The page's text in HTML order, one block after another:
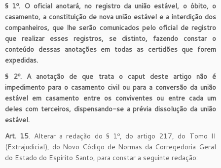
§ 1º. O oficial anotará, no registro da união estável, o óbito, o
casamento, a constituição de nova união estável e a interdição dos
companheiros, que lhe serão comunicados pelo oficial de registro
que realizar esses registros, se distinto, fazendo constar o
conteúdo dessas anotações em todas as certidões que forem
expedidas.
§ 2º. A anotação de que trata o caput deste artigo não é
impedimento para o casamento civil ou para a conversão da união
estável em casamento entre os conviventes ou entre cada um
deles com terceiros, dispensando-se a prévia dissolução da união
estável.
Art. 15. Alterar a redação do § 1º, do artigo 217, do Tomo II
(Extrajudicial), do Novo Código de Normas da Corregedoria Geral
do Estado do Espírito Santo, para constar a seguinte redação: